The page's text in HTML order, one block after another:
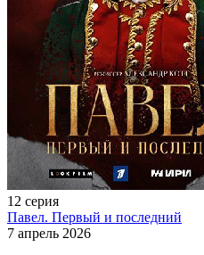
12 серия
Павел. Первый и последний
7 апрель 2026